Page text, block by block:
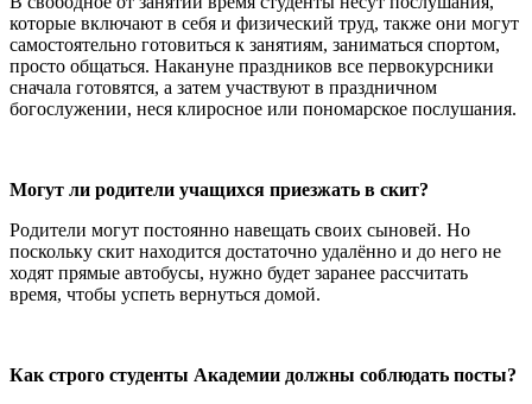
которые включают в себя и физический труд, также они могут
самостоятельно готовиться к занятиям, заниматься спортом,
просто общаться. Накануне праздников все первокурсники
сначала готовятся, а затем участвуют в праздничном
богослужении, неся клиросное или пономарское послушания.
Могут ли родители учащихся приезжать в скит?
Родители могут постоянно навещать своих сыновей. Но
поскольку скит находится достаточно удалённо и до него не
ходят прямые автобусы, нужно будет заранее рассчитать
время, чтобы успеть вернуться домой.
Как строго студенты Академии должны соблюдать посты?